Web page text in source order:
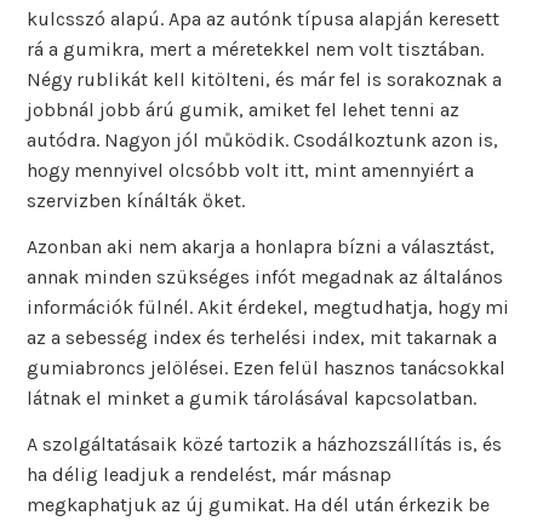
kulcsszó alapú. Apa az autónk típusa alapján keresett
rá a gumikra, mert a méretekkel nem volt tisztában.
Négy rublikát kell kitölteni, és már fel is sorakoznak a
jobbnál jobb árú gumik, amiket fel lehet tenni az
autódra. Nagyon jól működik. Csodálkoztunk azon is,
hogy mennyivel olcsóbb volt itt, mint amennyiért a
szervizben kínálták őket.
Azonban aki nem akarja a honlapra bízni a választást,
annak minden szükséges infót megadnak az általános
információk fülnél. Akit érdekel, megtudhatja, hogy mi
az a sebesség index és terhelési index, mit takarnak a
gumiabroncs jelölései. Ezen felül hasznos tanácsokkal
látnak el minket a gumik tárolásával kapcsolatban.
A szolgáltatásaik közé tartozik a házhozszállítás is, és
ha délig leadjuk a rendelést, már másnap
megkaphatjuk az új gumikat. Ha dél után érkezik be